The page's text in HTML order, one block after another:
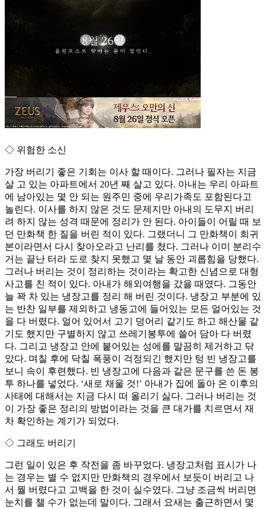
◇ 위험한 소신
가장 버리기 좋은 기회는 이사 할 때이다. 그러나 필자는 지금
살 고 있는 아파트에서 20년 째 살고 있다. 아내는 우리 아파트
에 남아있는 몇 안 되는 원주민 중에 우리가족도 포함된다고
놀린다. 이사를 하지 않은 것도 문제지만 아내의 도무지 버리
려 하지 않는 성격 때문에 정리가 안 된다. 아이들이 어릴 때 보
던 만화책 한 질을 버린 적이 있다. 그랬더니 그 만화책이 희귀
본이라면서 다시 찾아오라고 난리를 쳤다. 그러나 이미 분리수
거는 끝난 터라 도로 찾지 못했고 몇 날 동안 괴롭힘을 당했다.
그러나 버리는 것이 정리하는 것이라는 확고한 신념으로 대형
사고를 친 적이 있다. 아내가 해외여행을 갔을 때였다. 그동안
늘 꽉 차 있는 냉장고를 정리 해 버린 것이다. 냉장고 부분에 있
는 반찬 일부를 제외하고 냉동고에 들어있는 모든 얼어있는 것
을 다 버렸다. 얼어 있어서 고기 덩어리 같기도 하고 해산물 같
기도 했지만 구별하지 않고 쓰레기봉투에 쓸어 담아 다 버렸
다. 그리고 냉장고 안에 붙어있는 성에를 말끔히 제거하고 닦
았다. 며칠 후에 닥칠 폭풍이 걱정되긴 했지만 텅 빈 냉장고를
보니 속이 후련했다. 빈 냉장고에 다음과 같은 문구를 쓴 돈 봉
투 하나를 넣었다. ‘새로 채울 것!’ 아내가 집에 돌아 온 이후의
사태에 대해서는 지금 다시 떠 올리기 싫다. 그러나 버리는 것
이 가장 좋은 정리의 방법이라는 것을 큰 대가를 치르면서 재
차 확인하는 계기가 되었다.
◇ 그래도 버리기
그런 일이 있은 후 작전을 좀 바꾸었다. 냉장고처럼 표시가 나
는 경우는 별 수 없지만 만화책의 경우에서 보듯이 버리고 나
서 뭘 버렸다고 고백을 한 것이 실수였다. 그냥 조금씩 버리면
눈치를 챌 수가 없는데 말이다. 그래서 요새는 출근하면서 몇